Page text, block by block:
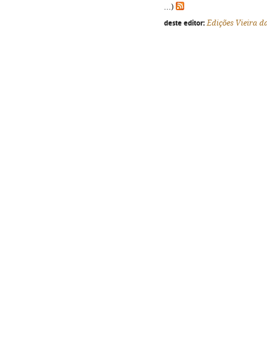
...)
deste editor: Edições Vieira